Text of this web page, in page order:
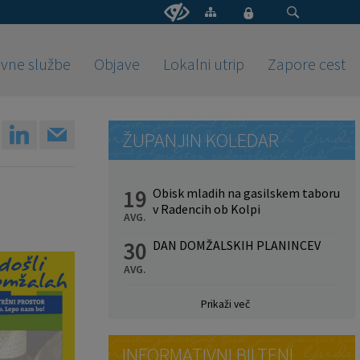
službe Objave Lokalni utrip Zapore cest
ŽUPANJIN KOLEDAR
19
AVG.
Obisk mladih na gasilskem taboru
v Radencih ob Kolpi
30
AVG.
DAN DOMŽALSKIH PLANINCEV
Prikaži več
INFORMATIVNI BILTENI